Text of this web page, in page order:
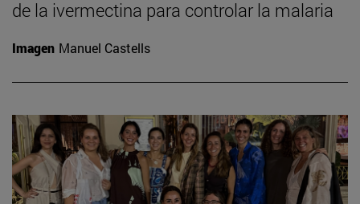
de la ivermectina para controlar la malaria
Imagen Manuel Castells